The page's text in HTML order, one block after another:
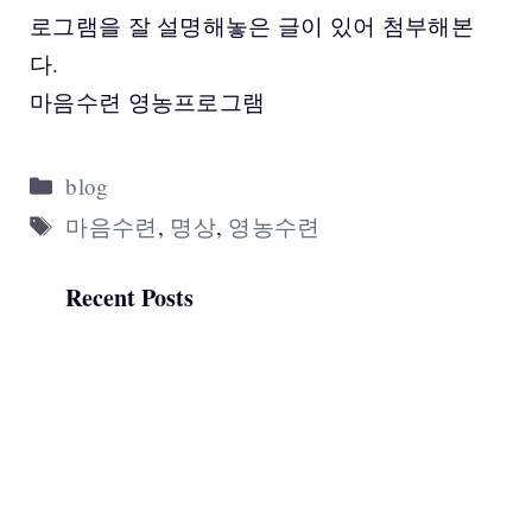
로그램을 잘 설명해놓은 글이 있어 첨부해본
다.
마음수련 영농프로그램
Categories
blog
Tags
마음수련 , 명상, 영농수련
Recent Posts